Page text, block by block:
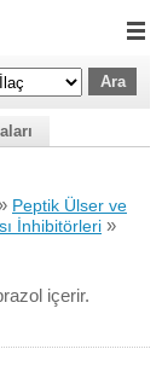
Peptik Ülser ve
İnhibitörleri »
içerir.